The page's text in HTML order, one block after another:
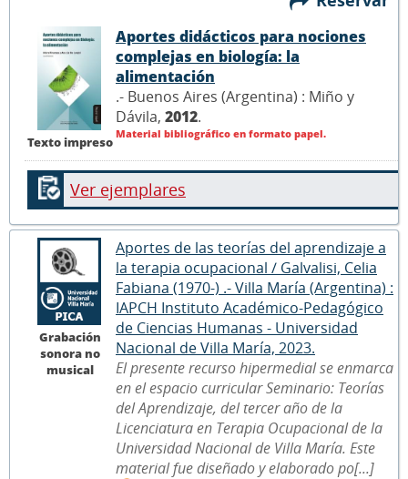
Texto impreso
Aportes didácticos para nociones
complejas en biología: la
alimentación
.- Buenos Aires (Argentina) : Miño y
Dávila, 2012.
Material bibliográfico en formato papel.
Ver ejemplares
Grabación
sonora no
musical
Aportes de las teorías del aprendizaje a
la terapia ocupacional / Galvalisi, Celia
Fabiana (1970-) .- Villa María (Argentina) :
IAPCH Instituto Académico-Pedagógico
de Ciencias Humanas - Universidad
Nacional de Villa María, 2023.
El presente recurso hipermedial se enmarca
en el espacio curricular Seminario: Teorías
del Aprendizaje, del tercer año de la
Licenciatura en Terapia Ocupacional de la
Universidad Nacional de Villa María. Este
material fue diseñado y elaborado po[...]